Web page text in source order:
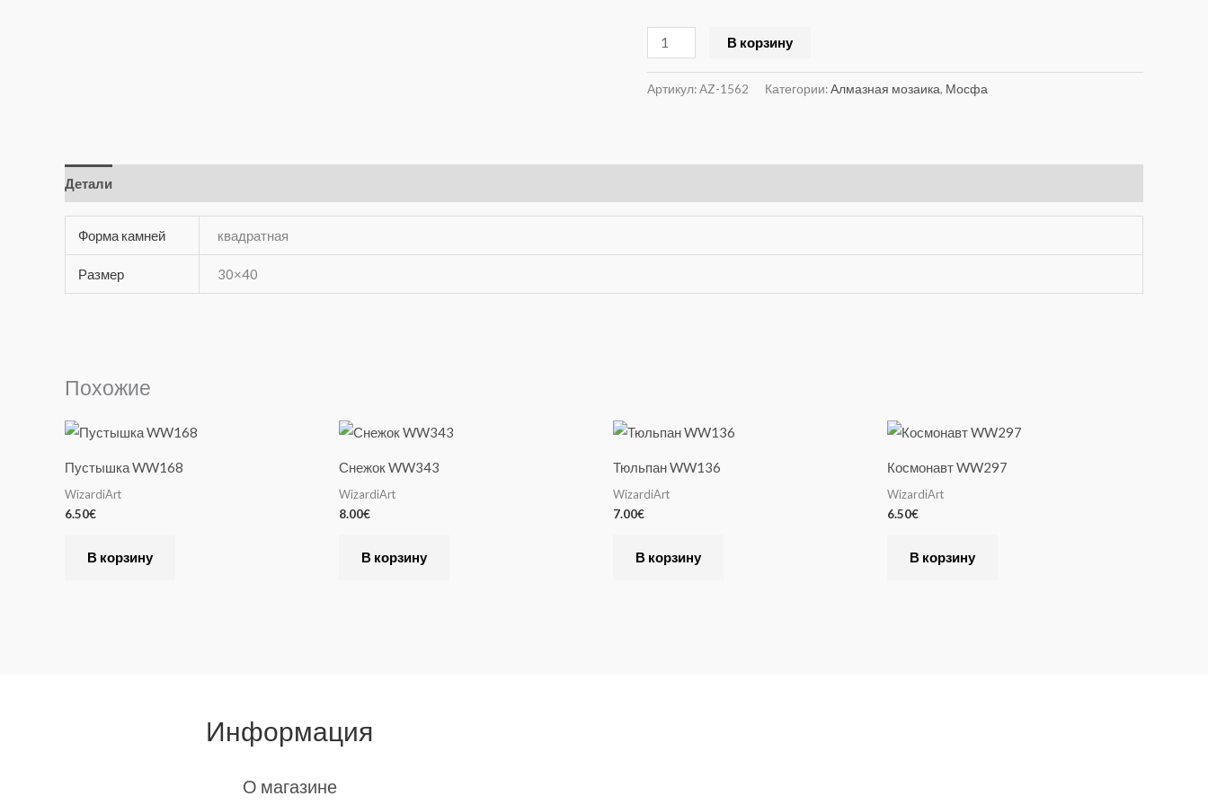
1562
В корзину
Артикул:AZ-1562 Категории:Алмазная мозаика, Мосфа
Детали
Форма камней квадратная
Размер 30×40
Похожие
Пустышка WW168
WizardiArt
6.50€
В корзину
Снежок WW343
WizardiArt
8.00€
В корзину
Тюльпан WW136
WizardiArt
7.00€
В корзину
Космонавт WW297
WizardiArt
6.50€
В корзину
Информация
О магазине